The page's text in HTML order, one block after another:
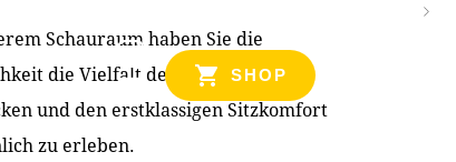
SHOP
Schauraum haben Sie die
die Vielfalt der Produkte zu
und den erstklassigen Sitzkomfort
zu erleben.